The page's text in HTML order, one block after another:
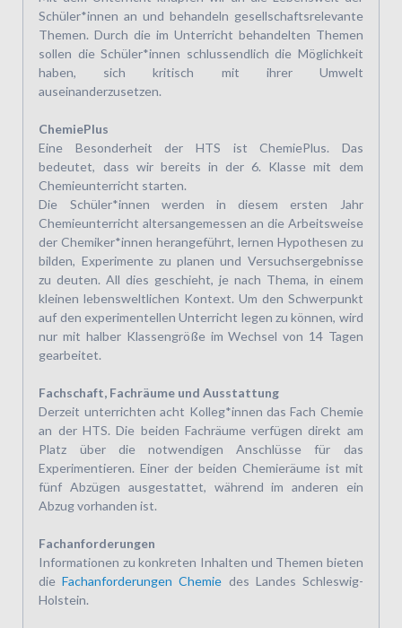
Schüler*innen an und behandeln gesellschaftsrelevante
Themen. Durch die im Unterricht behandelten Themen
sollen die Schüler*innen schlussendlich die Möglichkeit
haben, sich kritisch mit ihrer Umwelt
auseinanderzusetzen.
ChemiePlus
Eine Besonderheit der HTS ist ChemiePlus. Das
bedeutet, dass wir bereits in der 6. Klasse mit dem
Chemieunterricht starten.
Die Schüler*innen werden in diesem ersten Jahr
Chemieunterricht altersangemessen an die Arbeitsweise
der Chemiker*innen herangeführt, lernen Hypothesen zu
bilden, Experimente zu planen und Versuchsergebnisse
zu deuten. All dies geschieht, je nach Thema, in einem
kleinen lebensweltlichen Kontext. Um den Schwerpunkt
auf den experimentellen Unterricht legen zu können, wird
nur mit halber Klassengröße im Wechsel von 14 Tagen
gearbeitet.
Fachschaft, Fachräume und Ausstattung
Derzeit unterrichten acht Kolleg*innen das Fach Chemie
an der HTS. Die beiden Fachräume verfügen direkt am
Platz über die notwendigen Anschlüsse für das
Experimentieren. Einer der beiden Chemieräume ist mit
fünf Abzügen ausgestattet, während im anderen ein
Abzug vorhanden ist.
Fachanforderungen
Informationen zu konkreten Inhalten und Themen bieten
dieFachanforderungen Chemie des Landes Schleswig-
Holstein.